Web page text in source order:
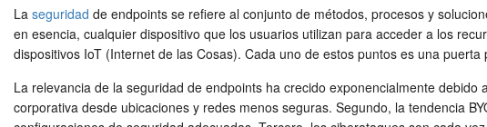
La seguridad de endpoints se refiere al conjunto de métodos, procesos y
en esencia, cualquier dispositivo que los usuarios utilizan para acceder a los
dispositivos IoT (Internet de las Cosas). Cada uno de estos puntos es una
La relevancia de la seguridad de endpoints ha crecido exponencialmente
corporativa desde ubicaciones y redes menos seguras. Segundo, la tendencia